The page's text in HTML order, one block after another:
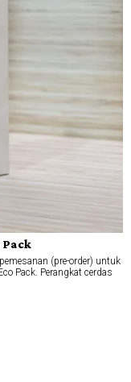
Pack
(pre-order) untuk
Pack. Perangkat cerdas